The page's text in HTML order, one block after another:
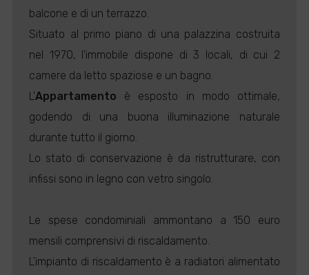
balcone e di un terrazzo.
Situato al primo piano di una palazzina costruita
nel 1970, l'immobile dispone di 3 locali, di cui 2
camere da letto spaziose e un bagno.
L'Appartamento è esposto in modo ottimale,
godendo di una buona illuminazione naturale
durante tutto il giorno.
Lo stato di conservazione è da ristrutturare, con
infissi sono in legno con vetro singolo.
Le spese condominiali ammontano a 150 euro
mensili comprensivi di riscaldamento.
L'impianto di riscaldamento è a radiatori alimentato